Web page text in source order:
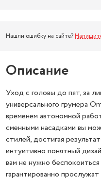
Нашли ошибку на сайте?
Описание
Уход с головы до пят, за
универсального грумера
временем автономной
сменными насадками вы
стилей, достигая
интуитивно понятный
вам не нужно
гарантированно